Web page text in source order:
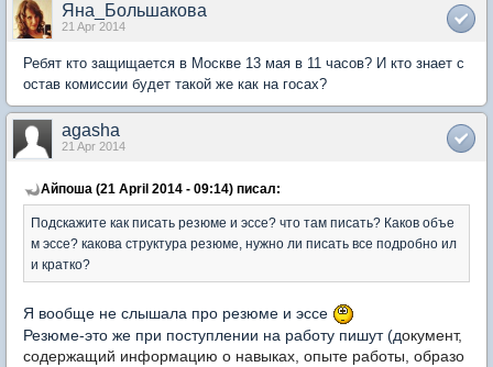
Яна_Большакова
21 Apr 2014
Ребят кто защищается в Москве 13 мая в 11 часов? И кто знает с
остав комиссии будет такой же как на госах?
agasha
21 Apr 2014
Айпоша (21 April 2014 - 09:14) писал:
Подскажите как писать резюме и эссе? что там писать? Каков объе
м эссе? какова структура резюме, нужно ли писать все подробно ил
и кратко?
Я вообще не слышала про резюме и эссе
Резюме-это же при поступлении на работу пишут (документ,
содержащий информацию о навыках, опыте работы, образо